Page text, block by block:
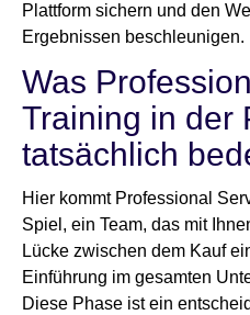
Plattform sichern und den
Ergebnissen beschleunigen.
Was
Training in der
tatsächlich
Hier kommt Professional
Spiel, ein Team, das mit
Lücke zwischen dem Kauf
Einführung im gesamten
Diese Phase ist ein